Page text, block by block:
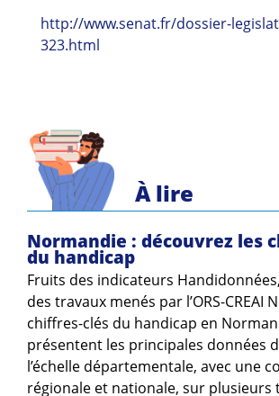
Formations
Espace emploi
Guides et outils
ARSENE
http://www.senat.fr/dossier-
323.html
À lire
Normandie : découvrez les
du handicap
Fruits des indicateurs
des travaux menés par l’ORS-CREAI
chiffres-clés du handicap en
présentent les principales données
l’échelle départementale, avec une
régionale et nationale, sur plusieurs